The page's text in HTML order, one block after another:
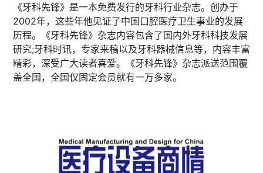
《牙科先锋》是一本免费发行的牙科行业杂志。创办于
2002年，这些年他见证了中国口腔医疗卫生事业的发展
历程。《牙科先锋》杂志内容包含了国内外牙科科技发展
研究;牙科时讯，专家来稿以及牙科器械信息等，内容丰富
精彩，深受广大读者喜爱。《牙科先锋》杂志派送范围覆
盖全国，全国仅固定会员就有一万多家。